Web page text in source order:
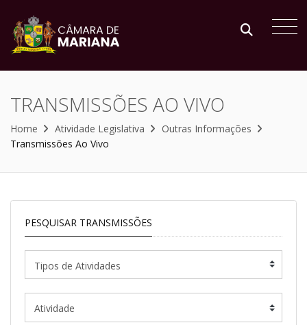
TRANSMISSÕES AO VIVO
Home Atividade Legislativa
Outras Informações
Transmissões Ao Vivo
PESQUISAR TRANSMISSÕES